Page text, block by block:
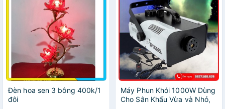
Đèn hoa sen 3 bông 400k/1
đôi
Máy Phun Khói 1000W Dùng
Cho Sân Khấu Vừa và Nhỏ,